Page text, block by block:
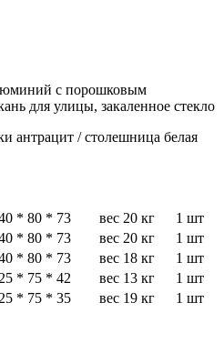
с порошковым
для улицы, закаленное стекло
антрацит / столешница белая
* 80 * 73 вес 20 кг
1 шт
* 80 * 73 вес 20 кг
1 шт
* 80 * 73 вес 18 кг
1 шт
* 75 * 42 вес 13 кг
1 шт
* 75 * 35 вес 19 кг 1 шт